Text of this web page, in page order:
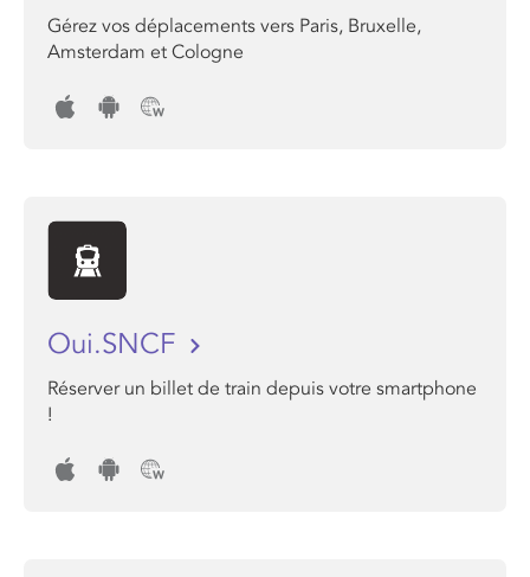
Gérez vos déplacements vers Paris, Bruxelle,
Amsterdam et Cologne
Oui.SNCF
Réserver un billet de train depuis votre smartphone
!